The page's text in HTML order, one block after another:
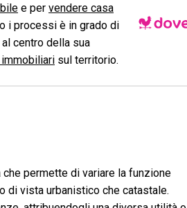
e per vendere casa
i processi è in grado di
centro della sua
sul territorio.
permette di variare la funzione
di vista urbanistico che catastale.